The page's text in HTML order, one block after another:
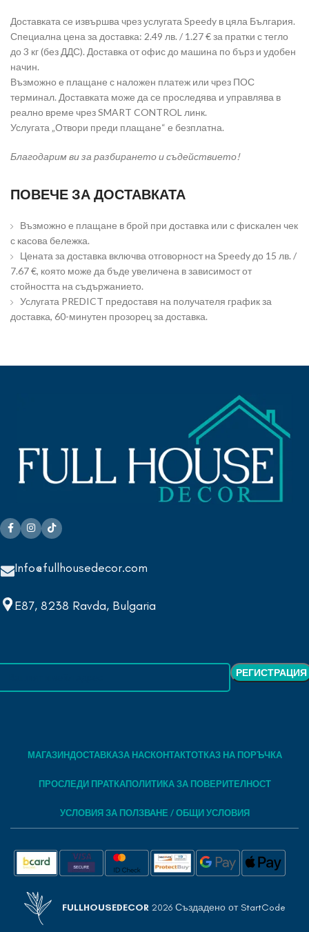
Доставката се извършва чрез услугата Speedy в цяла България.
Специална цена за доставка: 2.49 лв. / 1.27 € за пратки с тегло
до 3 кг (без ДДС). Доставка от офис до машина по бърз и удобен
начин.
Възможно е плащане с наложен платеж или чрез ПОС
терминал. Доставката може да се проследява и управлява в
реално време чрез SMART CONTROL линк.
Услугата „Отвори преди плащане“ е безплатна.
Благодарим ви за разбирането и съдействието!
ПОВЕЧЕ ЗА ДОСТАВКАТА
Възможно е плащане в брой при доставка или с фискален чек
с касова бележка.
Цената за доставка включва отговорност на Speedy до 15 лв. /
7.67 €, която може да бъде увеличена в зависимост от
стойността на съдържанието.
Услугата PREDICT предоставя на получателя график за
доставка, 60-минутен прозорец за доставка.
Info@fullhousedecor.com
E87, 8238 Ravda, Bulgaria
МАГАЗИНДОСТАВКАЗА НАСКОНТАКТОТКАЗ НА ПОРЪЧКА
ПРОСЛЕДИ ПРАТКАПОЛИТИКА ЗА ПОВЕРИТЕЛНОСТ
УСЛОВИЯ ЗА ПОЛЗВАНЕ / ОБЩИ УСЛОВИЯ
FULLHOUSEDECOR 2026 Създадено от StartCode